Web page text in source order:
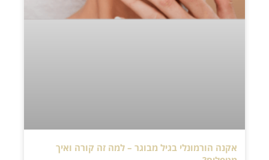
אקנה הורמונלי בגיל מבוגר – למה זה קורה ואיך